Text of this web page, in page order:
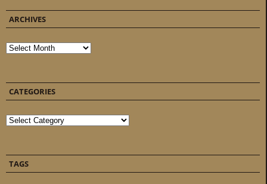
ARCHIVES
Archives
CATEGORIES
Categories
TAGS